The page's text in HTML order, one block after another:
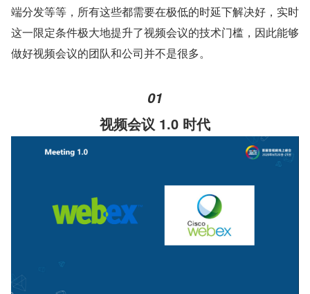
端分发等等，所有这些都需要在极低的时延下解决好，实时
这一限定条件极大地提升了视频会议的技术门槛，因此能够
做好视频会议的团队和公司并不是很多。
01
视频会议 1.0 时代